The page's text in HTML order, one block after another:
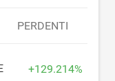
PERDENTI
+129.214%